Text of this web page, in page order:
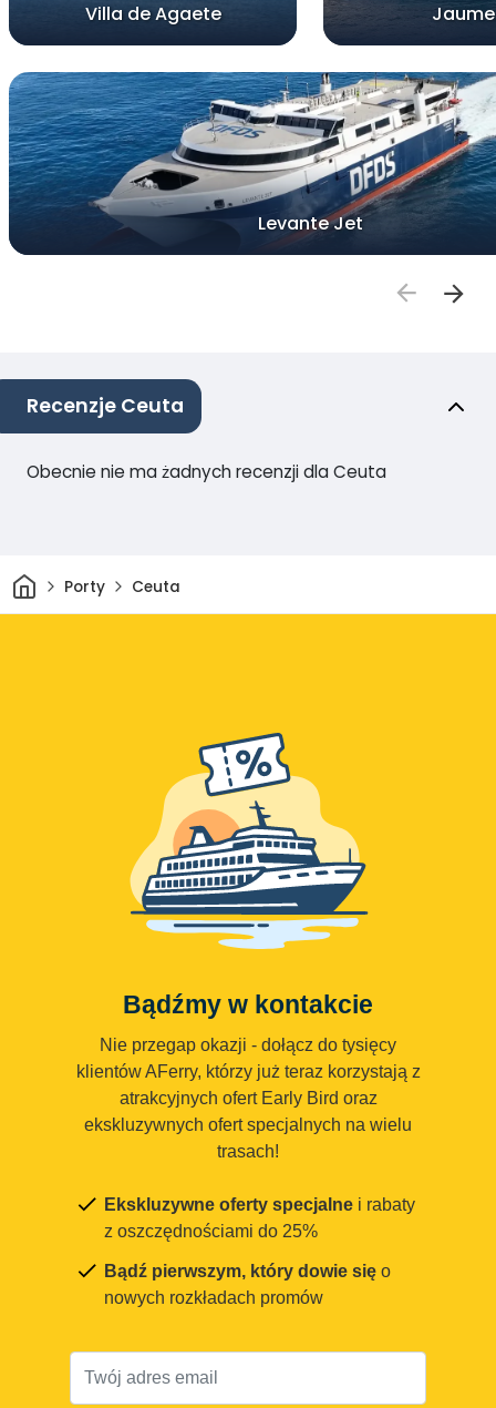
Villa de Agaete
Levante Jet
Recenzje Ceuta
Obecnie nie ma żadnych recenzji dla Ceuta
DomPorty Ceuta
Bądźmy w kontakcie
Nie przegap okazji - dołącz do tysięcy
klientów AFerry, którzy już teraz korzystają z
atrakcyjnych ofert Early Bird oraz
ekskluzywnych ofert specjalnych na wielu
trasach!
Ekskluzywne oferty specjalne i rabaty
z oszczędnościami do 25%
Bądź pierwszym, który dowie się o
nowych rozkładach promów